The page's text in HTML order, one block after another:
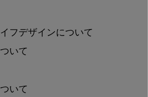
フデザインについて
いて
いて